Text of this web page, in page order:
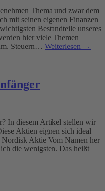
Thema und zwar dem
mit seinen eigenen Finanzen
Bestandteile unseres
hier viele Themen
Steuern… Weiterlesen →
In diesem Artikel stellen wir
Aktien eignen sich ideal
Aktie Vom Namen her
die wenigsten. Das heißt